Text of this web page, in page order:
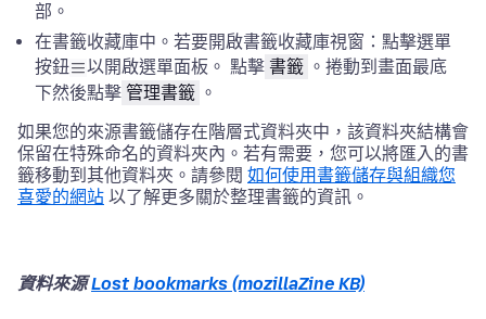
部。
在書籤收藏庫中。若要開啟書籤收藏庫視窗：點擊選單
按鈕
以開啟選單面板。 點擊 書籤 。捲動到畫面最底
下然後點擊 管理書籤 。
如果您的來源書籤儲存在階層式資料夾中，該資料夾結構會
保留在特殊命名的資料夾內。若有需要，您可以將匯入的書
籤移動到其他資料夾。請參閱 如何使用書籤儲存與組織您
喜愛的網站 以了解更多關於整理書籤的資訊。
資料來源Lost bookmarks (mozillaZine KB)